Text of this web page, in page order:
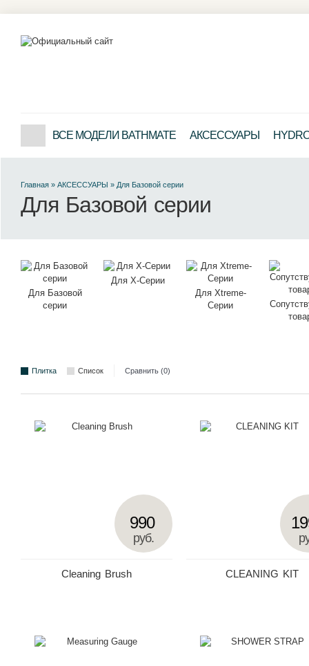
ВСЕ МОДЕЛИ BATHMATE АКСЕССУАРЫ
Главная » АКСЕССУАРЫ » Для Базовой серии
Для Базовой серии
Для Базовой
серии
Для X-Серии
Для Xtreme-
Серии
Плитка Список Сравнить (0)
Cleaning Brush
990
руб.
CLEANING KIT